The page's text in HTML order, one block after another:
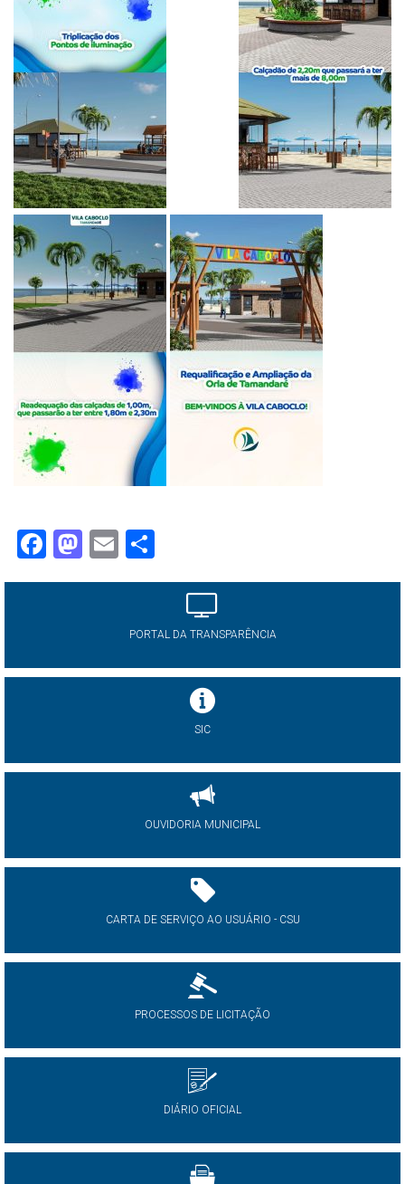
Facebook
Mastodon
Email
PORTAL DA TRANSPARÊNCIA
SIC
OUVIDORIA MUNICIPAL
CARTA DE SERVIÇO AO USUÁRIO - CSU
PROCESSOS DE LICITAÇÃO
DIÁRIO OFICIAL